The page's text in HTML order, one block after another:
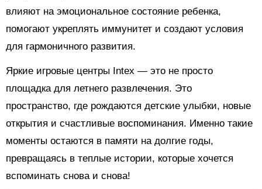
влияют на эмоциональное состояние ребенка,
помогают укреплять иммунитет и создают условия
для гармоничного развития.
Яркие игровые центры Intex — это не просто
площадка для летнего развлечения. Это
пространство, где рождаются детские улыбки, новые
открытия и счастливые воспоминания. Именно такие
моменты остаются в памяти на долгие годы,
превращаясь в теплые истории, которые хочется
вспоминать снова и снова!